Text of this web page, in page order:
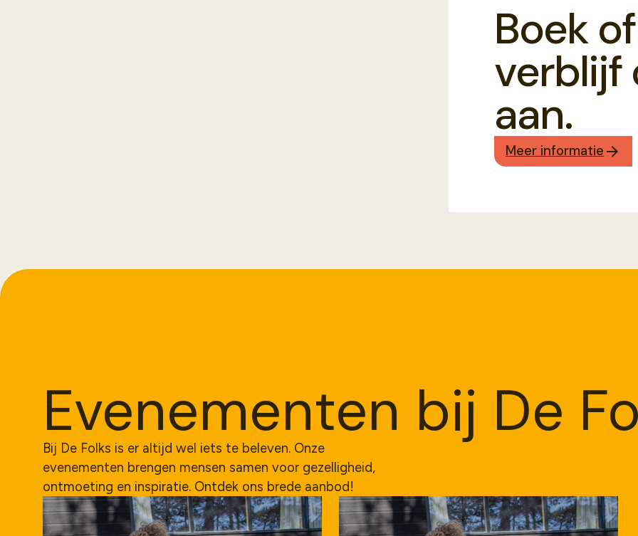
Boek
verblijf
aan.
Meer informatie
Evenementen bij De
Bij De Folks is er altijd wel iets te beleven. Onze
evenementen brengen mensen samen voor gezelligheid,
ontmoeting en inspiratie. Ontdek ons brede aanbod!